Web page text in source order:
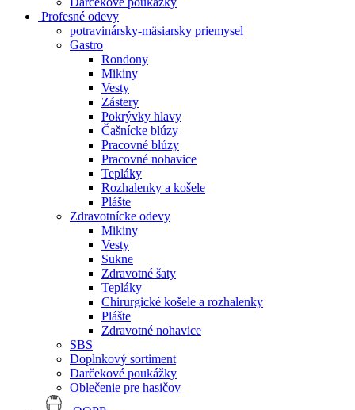
Profesné odevy
potravinársky-mäsiarsky priemysel
Gastro
Rondony
Mikiny
Vesty
Zástery
Pokrývky hlavy
Čašnícke blúzy
Pracovné blúzy
Pracovné nohavice
Tepláky
Rozhalenky a košele
Plášte
Zdravotnícke odevy
Mikiny
Vesty
Sukne
Zdravotné šaty
Tepláky
Chirurgické košele a rozhalenky
Plášte
Zdravotné nohavice
SBS
Doplnkový sortiment
Darčekové poukážky
Oblečenie pre hasičov